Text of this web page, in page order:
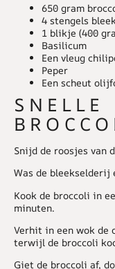
650 gram
4 stengels
1 blikje (400
Basilicum
Een vleug
Peper
Een scheut
SNELLE
Snijd de roosjes van
Was de bleekselderij
Kook de broccoli in
minuten.
Verhit in een wok de
terwijl de broccoli
Giet de broccoli af,